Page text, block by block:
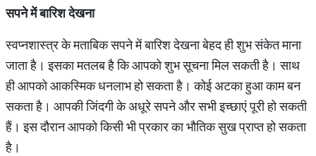
सपने में बारिश देखना
स्वप्नशास्त्र के मताबिक सपने में बारिश देखना बेहद ही शुभ संकेत माना
जाता है। इसका मतलब है कि आपको शुभ सूचना मिल सकती है। साथ
ही आपको आकस्मिक धनलाभ हो सकता है। कोई अटका हुआ काम बन
सकता है। आपकी जिंदगी के अधूरे सपने और सभी इच्छाएं पूरी हो सकती
हैं। इस दौरान आपको किसी भी प्रकार का भौतिक सुख प्राप्त हो सकता
है।